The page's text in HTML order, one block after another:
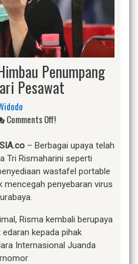
Penumpang
Pesawat
Comments Off!
– Berbagai upaya telah
Tri Rismaharini seperti
wastafel portable
mencegah penyebaran virus
Risma kembali berupaya
kepada pihak
Internasional Juanda